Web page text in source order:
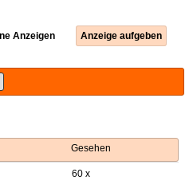
Anzeigen Anzeige aufgeben
Gesehen
60 x